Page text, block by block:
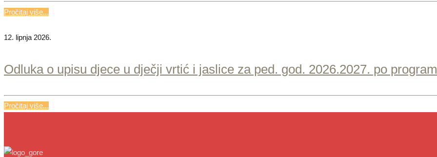
Pročitaj više...
12. lipnja 2026.
Odluka o upisu djece u dječji vrtić i jaslice za ped. god. 2026.2027. po
Pročitaj više...